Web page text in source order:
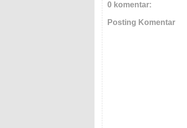
0 komentar:
Posting Komentar